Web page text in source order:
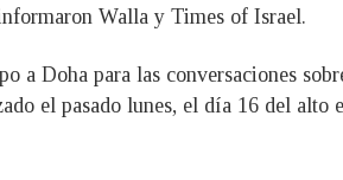
Walla y Times of Israel.
a Doha para las conversaciones
el pasado lunes, el día 16 del alto